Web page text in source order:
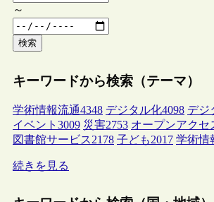
～
検索
キーワードから検索（テーマ）
学術情報流通4348 デジタル化4098 デジ
イベント 3009 災害2753 オープンアクセ
図書館サービス2178 子ども2017 学術情
続きを見る